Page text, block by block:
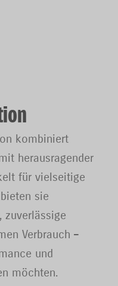
kombiniert
herausragender
für vielseitige
sie
zuverlässige
Verbrauch –
und
möchten.